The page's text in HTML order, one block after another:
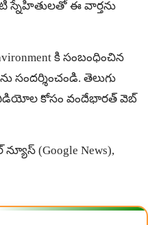
ఈ వార్తను
కి సంబంధించిన
ను సందర్శించండి. తెలుగు
వీడియోల కోసం వందేభారత్ వెబ్
న్యూస్ (Google News),